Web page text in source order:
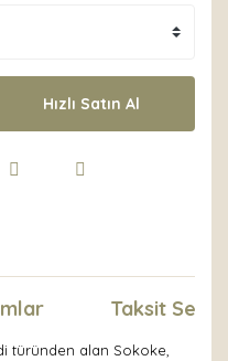
Hızlı Satın Al
Taksit
türünden alan Sokoke,